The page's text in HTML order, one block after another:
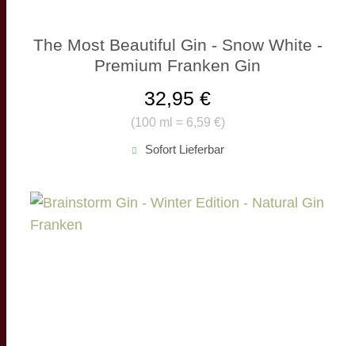
The Most Beautiful Gin - Snow White -
Premium Franken Gin
(100 ml = 6,59 €)
32,95 €
Sofort Lieferbar